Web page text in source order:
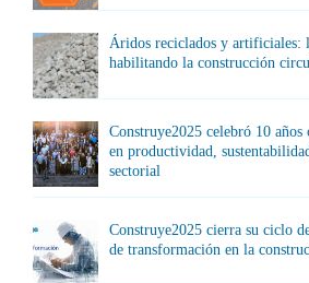
Áridos reciclados y artificiales:
habilitando la construcción
Construye2025 celebró 10 años
en productividad,
sectorial
Construye2025 cierra su ciclo
de transformación en la